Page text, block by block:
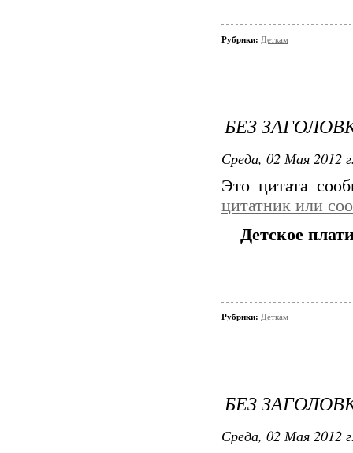
Рубрики: Деткам
БЕЗ
Среда, 02 Мая 2012
Это цитата
цитатник или
Детское
Рубрики: Деткам
БЕЗ
Среда, 02 Мая 2012